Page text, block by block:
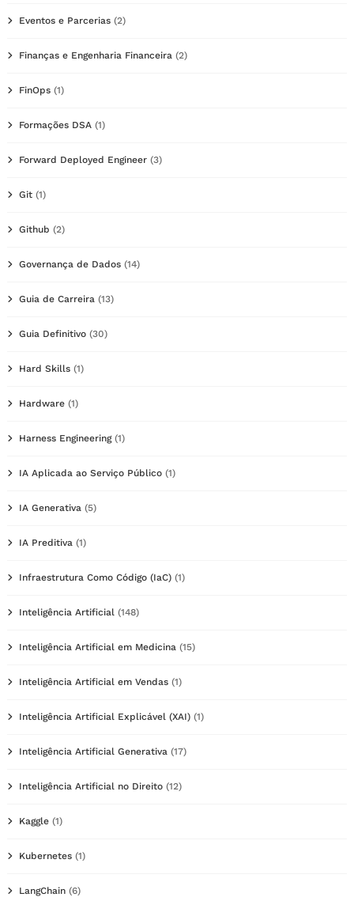
Eventos e Parcerias (2)
Finanças e Engenharia Financeira (2)
FinOps (1)
Formações DSA (1)
Forward Deployed Engineer (3)
Git (1)
Github (2)
Governança de Dados (14)
Guia de Carreira (13)
Guia Definitivo (30)
Hard Skills (1)
Hardware (1)
Harness Engineering(1)
IA Aplicada ao Serviço Público (1)
IA Generativa (5)
IA Preditiva (1)
Infraestrutura Como Código (IaC) (1)
Inteligência Artificial (148)
Inteligência Artificial em Medicina (15)
Inteligência Artificial em Vendas (1)
Inteligência Artificial Explicável (XAI) (1)
Inteligência Artificial Generativa (17)
Inteligência Artificial no Direito (12)
Kaggle (1)
Kubernetes (1)
LangChain (6)